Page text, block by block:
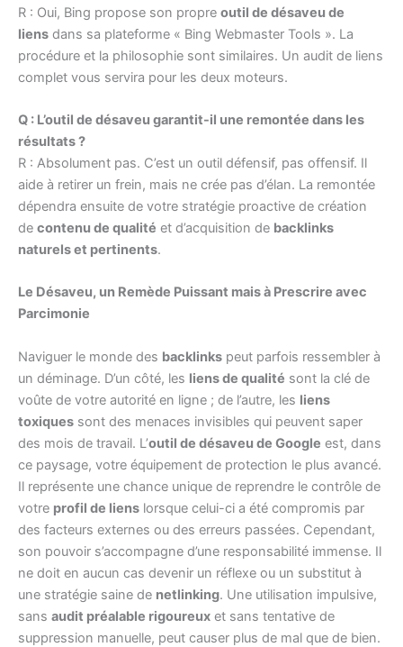
R : Oui, Bing propose son propre outil de désaveu de
liens dans sa plateforme « Bing Webmaster Tools ». La
procédure et la philosophie sont similaires. Un audit de liens
complet vous servira pour les deux moteurs.
Q : L’outil de désaveu garantit-il une remontée dans les
résultats ?
R : Absolument pas. C’est un outil défensif, pas offensif. Il
aide à retirer un frein, mais ne crée pas d’élan. La remontée
dépendra ensuite de votre stratégie proactive de création
de contenu de qualité et d’acquisition de backlinks
naturels et pertinents.
Le Désaveu, un Remède Puissant mais à Prescrire avec
Parcimonie
Naviguer le monde des backlinks peut parfois ressembler à
un déminage. D’un côté, les liens de qualité sont la clé de
voûte de votre autorité en ligne ; de l’autre, les liens
toxiques sont des menaces invisibles qui peuvent saper
des mois de travail. L’outil de désaveu de Google est, dans
ce paysage, votre équipement de protection le plus avancé.
Il représente une chance unique de reprendre le contrôle de
votre profil de liens lorsque celui-ci a été compromis par
des facteurs externes ou des erreurs passées. Cependant,
son pouvoir s’accompagne d’une responsabilité immense. Il
ne doit en aucun cas devenir un réflexe ou un substitut à
une stratégie saine de netlinking. Une utilisation impulsive,
sans audit préalable rigoureux et sans tentative de
suppression manuelle, peut causer plus de mal que de bien.